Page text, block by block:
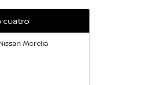
cuatro
Morelia